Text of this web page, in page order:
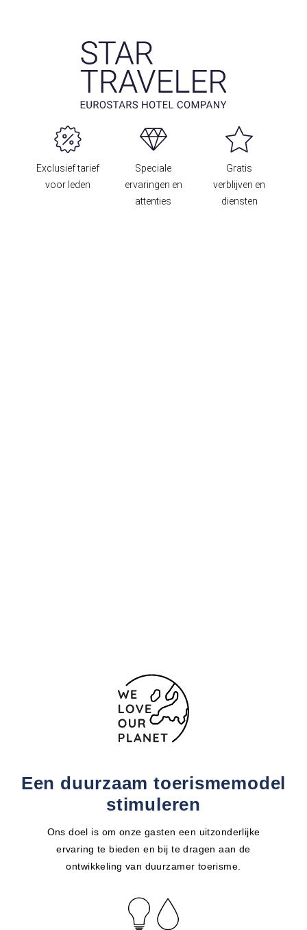
Exclusief tarief
voor leden
Speciale
ervaringen en
attenties
Gratis
verblijven en
diensten
Een duurzaam toerismemodel
stimuleren
Ons doel is om onze gasten een uitzonderlijke
ervaring te bieden en bij te dragen aan de
ontwikkeling van duurzamer toerisme.